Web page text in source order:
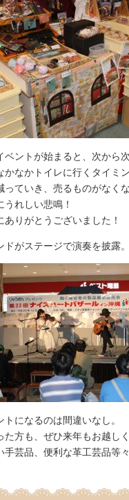
ントが始まると、次から
なかトイレに行くタイミ
ていき、売るものがなく
れしい悲鳴！
りがとうございました！
がステージで演奏を披露。
になるのは間違いなし。
方も、ぜひ来年もお越しく
芸品、便利な革工芸品等